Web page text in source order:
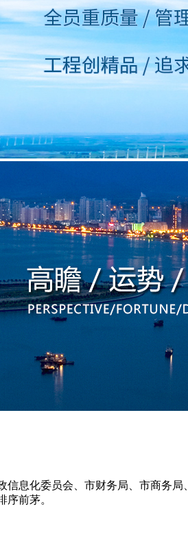
息化委员会、市财务局、市商务
前茅。